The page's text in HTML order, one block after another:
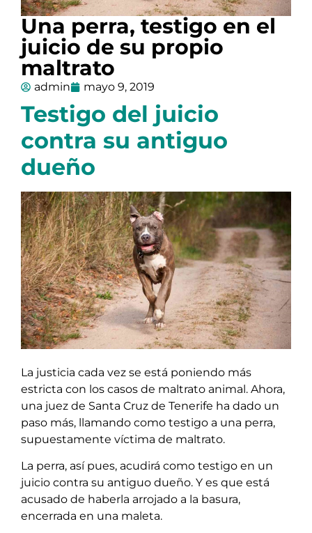
Una perra, testigo en el
juicio de su propio
maltrato
admin mayo 9, 2019
Testigo del juicio
contra su antiguo
dueño
La justicia cada vez se está poniendo más
estricta con los casos de maltrato animal. Ahora,
una juez de Santa Cruz de Tenerife ha dado un
paso más, llamando como testigo a una perra,
supuestamente víctima de maltrato.
La perra, así pues, acudirá como testigo en un
juicio contra su antiguo dueño. Y es que está
acusado de haberla arrojado a la basura,
encerrada en una maleta.